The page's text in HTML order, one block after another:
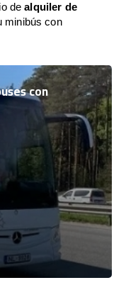
dealquiler de
minibús con
con